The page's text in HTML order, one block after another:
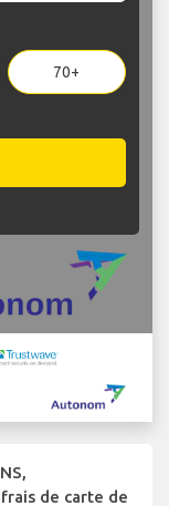
70+
de carte de